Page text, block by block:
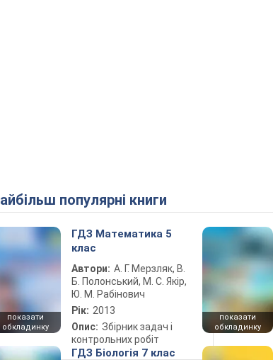
Найбільш популярні книги
показати
обкладинку
ГДЗ Математика 5
клас
Автори: А. Г. Мерзляк, В.
Б. Полонський, М. С. Якір,
Ю. М. Рабінович
Рік: 2013
Опис: Збірник задач і
контрольних робіт
показати
обкладинку
ГДЗ Біологія 7 клас